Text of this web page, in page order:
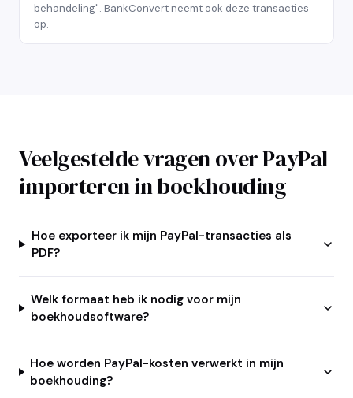
behandeling". BankConvert neemt ook deze transacties
op.
Veelgestelde vragen over PayPal
importeren in boekhouding
Hoe exporteer ik mijn PayPal-transacties als
PDF?
Welk formaat heb ik nodig voor mijn
boekhoudsoftware?
Hoe worden PayPal-kosten verwerkt in mijn
boekhouding?